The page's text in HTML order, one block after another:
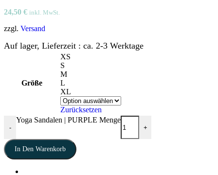
24,50 € inkl. MwSt.
zzgl. Versand
Auf lager, Lieferzeit : ca. 2-3 Werktage
Größe
XS
S
M
L
XL
Zurücksetzen
-
Yoga Sandalen | PURPLE Menge
+
In Den Warenkorb